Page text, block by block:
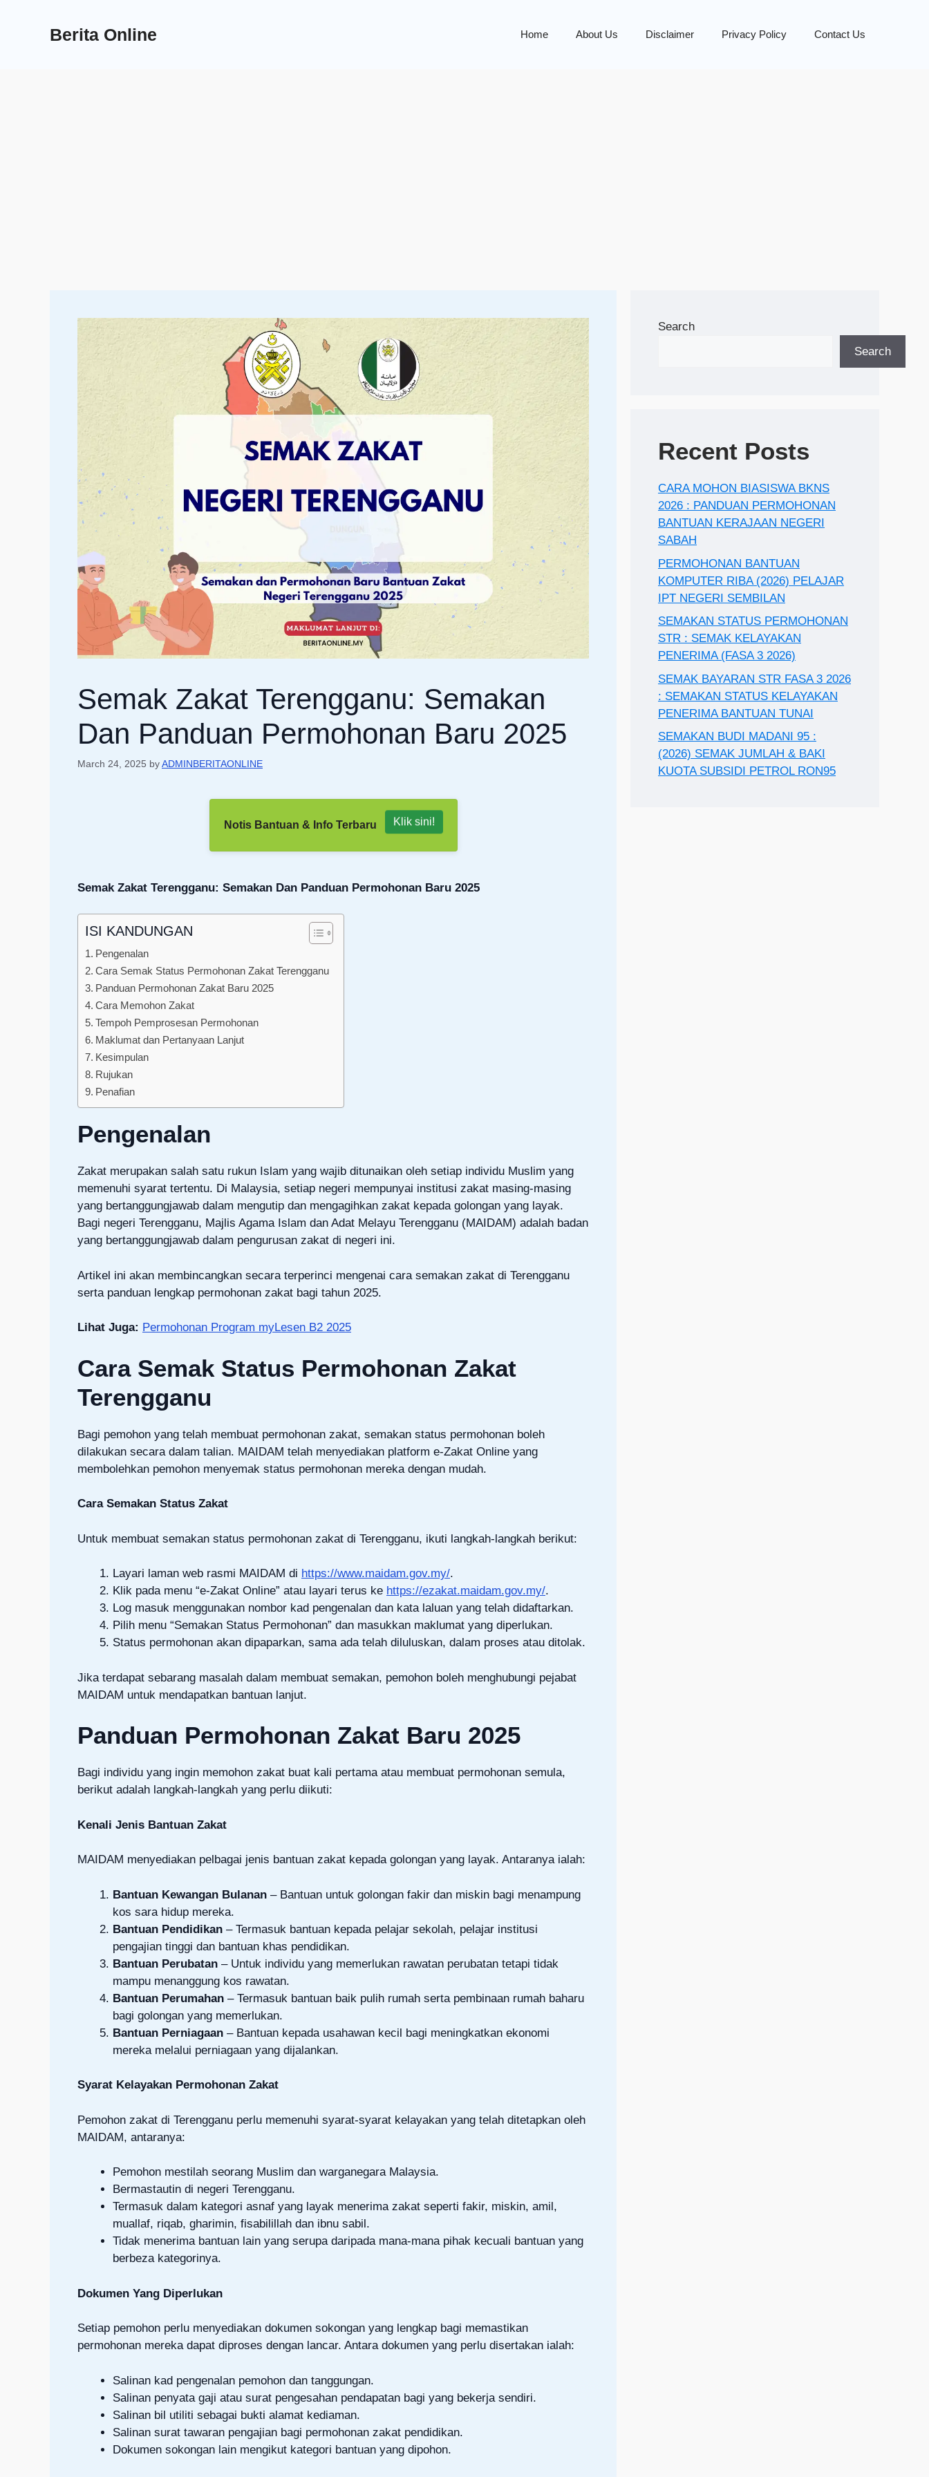
Berita Online Home About Us Disclaimer Privacy Policy Contact Us
Semak Zakat Terengganu: Semakan
Dan Panduan Permohonan Baru 2025
March 24, 2025 byADMINBERITAONLINE
Notis Bantuan & Info Terbaru Klik sini!
Semak Zakat Terengganu: Semakan Dan Panduan Permohonan Baru 2025
ISI KANDUNGAN
Pengenalan
Cara Semak Status Permohonan Zakat Terengganu
Panduan Permohonan Zakat Baru 2025
Cara Memohon Zakat
Tempoh Pemprosesan Permohonan
Maklumat dan Pertanyaan Lanjut
Kesimpulan
Rujukan
Penafian
Pengenalan
Zakat merupakan salah satu rukun Islam yang wajib ditunaikan oleh setiap individu Muslim yang
memenuhi syarat tertentu. Di Malaysia, setiap negeri mempunyai institusi zakat masing-masing
yang bertanggungjawab dalam mengutip dan mengagihkan zakat kepada golongan yang layak.
Bagi negeri Terengganu, Majlis Agama Islam dan Adat Melayu Terengganu (MAIDAM) adalah badan
yang bertanggungjawab dalam pengurusan zakat di negeri ini.
Artikel ini akan membincangkan secara terperinci mengenai cara semakan zakat di Terengganu
serta panduan lengkap permohonan zakat bagi tahun 2025.
Lihat Juga: Permohonan Program myLesen B2 2025
Cara Semak Status Permohonan Zakat
Terengganu
Bagi pemohon yang telah membuat permohonan zakat, semakan status permohonan boleh
dilakukan secara dalam talian. MAIDAM telah menyediakan platform e-Zakat Online yang
membolehkan pemohon menyemak status permohonan mereka dengan mudah.
Cara Semakan Status Zakat
Untuk membuat semakan status permohonan zakat di Terengganu, ikuti langkah-langkah berikut:
Layari laman web rasmi MAIDAM di https://www.maidam.gov.my/.
Klik pada menu “e-Zakat Online” atau layari terus ke https://ezakat.maidam.gov.my/.
Log masuk menggunakan nombor kad pengenalan dan kata laluan yang telah didaftarkan.
Pilih menu “Semakan Status Permohonan” dan masukkan maklumat yang diperlukan.
Status permohonan akan dipaparkan, sama ada telah diluluskan, dalam proses atau ditolak.
Jika terdapat sebarang masalah dalam membuat semakan, pemohon boleh menghubungi pejabat
MAIDAM untuk mendapatkan bantuan lanjut.
Panduan Permohonan Zakat Baru 2025
Bagi individu yang ingin memohon zakat buat kali pertama atau membuat permohonan semula,
berikut adalah langkah-langkah yang perlu diikuti:
Kenali Jenis Bantuan Zakat
MAIDAM menyediakan pelbagai jenis bantuan zakat kepada golongan yang layak. Antaranya ialah:
Bantuan Kewangan Bulanan – Bantuan untuk golongan fakir dan miskin bagi menampung
kos sara hidup mereka.
Bantuan Pendidikan – Termasuk bantuan kepada pelajar sekolah, pelajar institusi
pengajian tinggi dan bantuan khas pendidikan.
Bantuan Perubatan – Untuk individu yang memerlukan rawatan perubatan tetapi tidak
mampu menanggung kos rawatan.
Bantuan Perumahan – Termasuk bantuan baik pulih rumah serta pembinaan rumah baharu
bagi golongan yang memerlukan.
Bantuan Perniagaan – Bantuan kepada usahawan kecil bagi meningkatkan ekonomi
mereka melalui perniagaan yang dijalankan.
Syarat Kelayakan Permohonan Zakat
Pemohon zakat di Terengganu perlu memenuhi syarat-syarat kelayakan yang telah ditetapkan oleh
MAIDAM, antaranya:
Pemohon mestilah seorang Muslim dan warganegara Malaysia.
Bermastautin di negeri Terengganu.
Termasuk dalam kategori asnaf yang layak menerima zakat seperti fakir, miskin, amil,
muallaf, riqab, gharimin, fisabilillah dan ibnu sabil.
Tidak menerima bantuan lain yang serupa daripada mana-mana pihak kecuali bantuan yang
berbeza kategorinya.
Dokumen Yang Diperlukan
Setiap pemohon perlu menyediakan dokumen sokongan yang lengkap bagi memastikan
permohonan mereka dapat diproses dengan lancar. Antara dokumen yang perlu disertakan ialah:
Salinan kad pengenalan pemohon dan tanggungan.
Salinan penyata gaji atau surat pengesahan pendapatan bagi yang bekerja sendiri.
Salinan bil utiliti sebagai bukti alamat kediaman.
Salinan surat tawaran pengajian bagi permohonan zakat pendidikan.
Dokumen sokongan lain mengikut kategori bantuan yang dipohon.
Search
Search
Recent Posts
CARA MOHON BIASISWA BKNS
2026 : PANDUAN PERMOHONAN
BANTUAN KERAJAAN NEGERI
SABAH
PERMOHONAN BANTUAN
KOMPUTER RIBA (2026) PELAJAR
IPT NEGERI SEMBILAN
SEMAKAN STATUS PERMOHONAN
STR : SEMAK KELAYAKAN
PENERIMA (FASA 3 2026)
SEMAK BAYARAN STR FASA 3 2026
: SEMAKAN STATUS KELAYAKAN
PENERIMA BANTUAN TUNAI
SEMAKAN BUDI MADANI 95 :
(2026) SEMAK JUMLAH & BAKI
KUOTA SUBSIDI PETROL RON95